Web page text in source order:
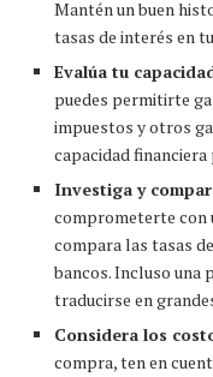
Mantén un buen
tasas de interés en
Evalúa tu
puedes permitirte
impuestos y otros
capacidad
Investiga y
comprometerte con
compara las tasas
bancos. Incluso una
traducirse en
Considera los
compra, ten en